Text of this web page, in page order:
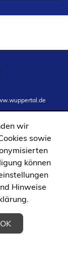
wir
sowie
können
Hinweise
OK